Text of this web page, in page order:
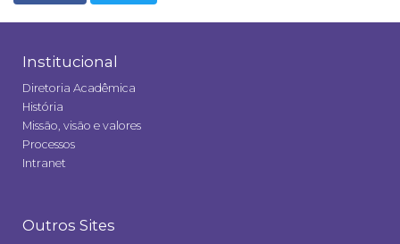
Institucional
Diretoria Acadêmica
História
Missão, visão e valores
Processos
Intranet
Outros Sites